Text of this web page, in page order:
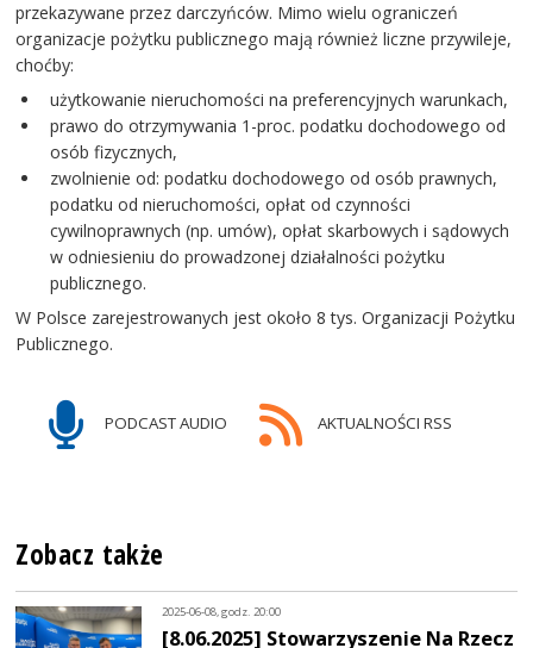
przekazywane przez darczyńców. Mimo wielu ograniczeń
organizacje pożytku publicznego mają również liczne przywileje,
choćby:
użytkowanie nieruchomości na preferencyjnych warunkach,
prawo do otrzymywania 1-proc. podatku dochodowego od
osób fizycznych,
zwolnienie od: podatku dochodowego od osób prawnych,
podatku od nieruchomości, opłat od czynności
cywilnoprawnych (np. umów), opłat skarbowych i sądowych
w odniesieniu do prowadzonej działalności pożytku
publicznego.
W Polsce zarejestrowanych jest około 8 tys. Organizacji Pożytku
Publicznego.
PODCAST AUDIO AKTUALNOŚCI RSS
Zobacz także
2025-06-08, godz. 20:00
[8.06.2025] Stowarzyszenie Na Rzecz